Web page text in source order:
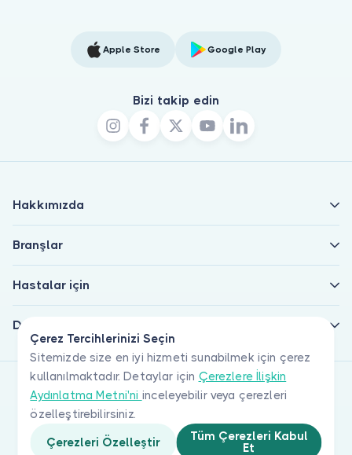
Çerez Tercihlerinizi Seçin
Sitemizde size en iyi hizmeti sunabilmek için çerez
kullanılmaktadır. Detaylar için Çerezlere İlişkin
Aydınlatma Metni'ni inceleyebilir veya çerezleri
özelleştirebilirsiniz.
Çerezleri Özelleştir
Tüm Çerezleri Kabul
Et
Apple Store Google Play
Bizi takip edin
Hakkımızda
Branşlar
Hastalar için
Doktorlar için